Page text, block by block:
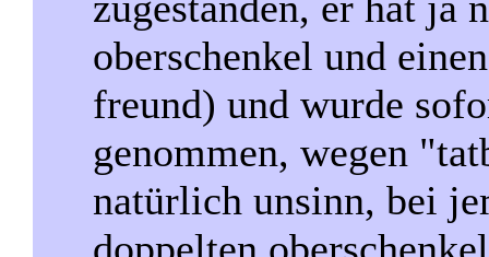
oberschenkel und
freund) und wurde
genommen, wegen
natürlich unsinn, bei